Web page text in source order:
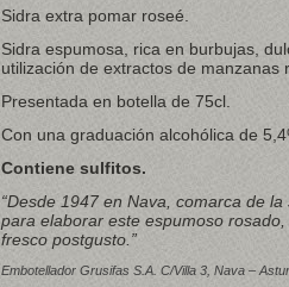
Sidra extra pomar roseé.
Sidra espumosa, rica en burbujas,
utilización de extractos de manzanas
Presentada en botella de 75cl.
Con una graduación alcohólica de
Contiene sulfitos.
“Desde 1947 en Nava, comarca de
para elaborar este espumoso
fresco postgusto.”
Embotellador Grusifas S.A. C/Villa 3, Nava –